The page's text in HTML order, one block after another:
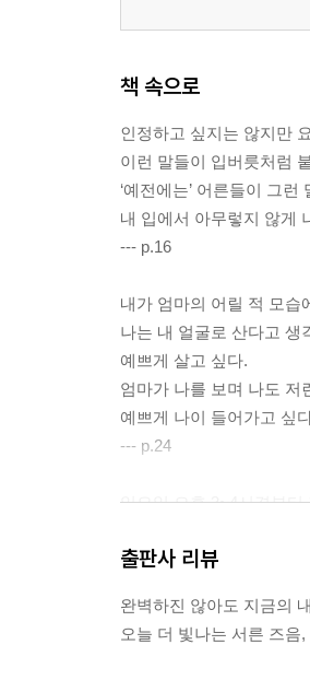
책 속으로
인정하고 싶지는 않지만
이런 말들이 입버릇처럼
‘예전에는’ 어른들이 그
내 입에서 아무렇지 않게
--- p.16
내가 엄마의 어릴 적 모습
나는 내 얼굴로 산다고 생
예쁘게 살고 싶다.
엄마가 나를 보며 나도 저
예쁘게 나이 들어가고 싶
--- p.24
일요일 오후 3~4시경부
[코미디빅리그]를 보며 웃
--- p.107
출판사 리뷰
완벽하진 않아도 지금의
오늘 더 빛나는 서른 즈음